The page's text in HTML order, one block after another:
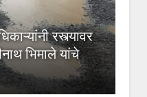
रस्त्यावर
भिमाले यांचे